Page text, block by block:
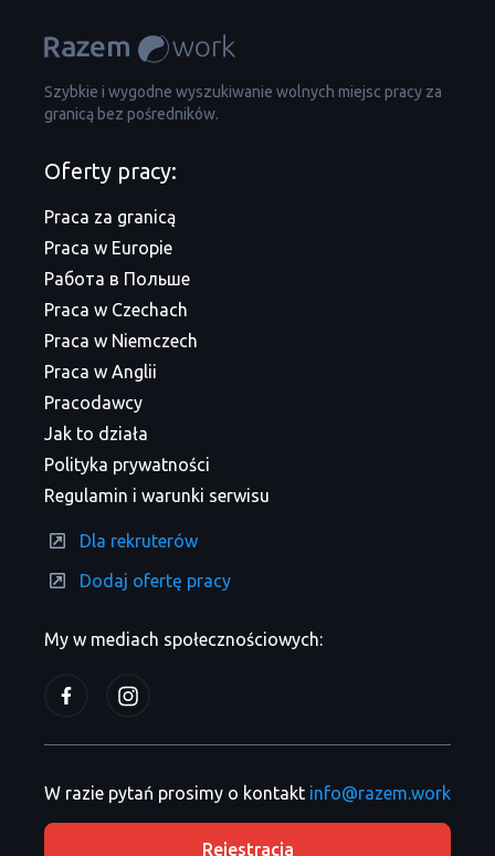
Szybkie i wygodne wyszukiwanie wolnych miejsc pracy za
granicą bez pośredników.
My w mediach społecznościowych:
Oferty pracy:
Praca za granicą
Praca w Europie
Работа в Польше
Praca w Czechach
Praca w Niemczech
Praca w Anglii
Pracodawcy
Jak to działa
Polityka prywatności
Regulamin i warunki serwisu
Dla rekruterów
Dodaj ofertę pracy
W razie pytań prosimy o kontakt info@razem.work
Rejestracja